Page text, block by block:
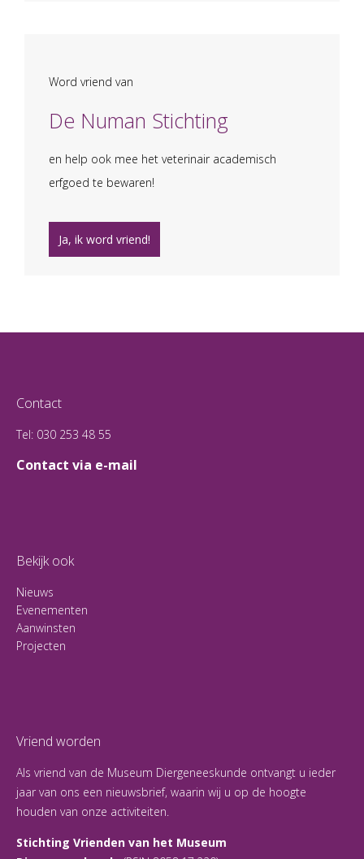
Word vriend van
De Numan Stichting
en help ook mee het veterinair academisch
erfgoed te bewaren!
Ja, ik word vriend!
Contact
Tel: 030 253 48 55
Contact via e-mail
Bekijk ook
Nieuws
Evenementen
Aanwinsten
Projecten
Vriend worden
Als vriend van de Museum Diergeneeskunde ontvangt u ieder
jaar van ons een nieuwsbrief, waarin wij u op de hoogte
houden van onze activiteiten.
Stichting Vrienden van het Museum